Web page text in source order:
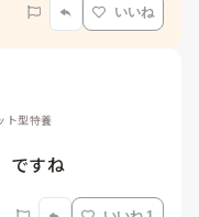
いいね
ト型特養
ですね